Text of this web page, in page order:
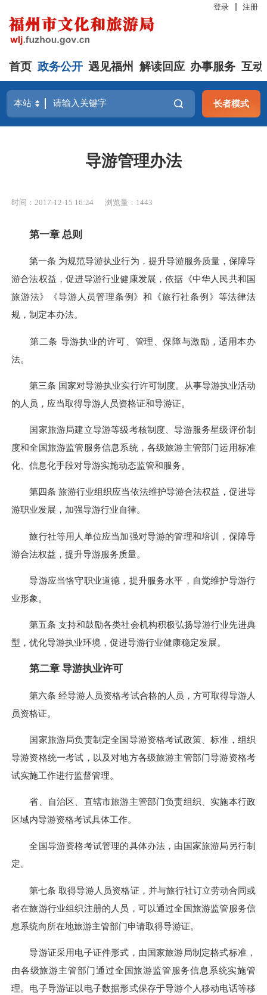
登录 注册
首页 政务公开 遇见福州 解读回应 办事服务 互动
长者模式
导游管理办法
时间：2017-12-15 16:24 浏览量：1443
第一章 总则
第一条 为规范导游执业行为，提升导游服务质量，保障导
游合法权益，促进导游行业健康发展，依据《中华人民共和国
旅游法》《导游人员管理条例》和《旅行社条例》等法律法
规，制定本办法。
第二条 导游执业的许可、管理、保障与激励，适用本办
法。
第三条 国家对导游执业实行许可制度。从事导游执业活动
的人员，应当取得导游人员资格证和导游证。
国家旅游局建立导游等级考核制度、导游服务星级评价制
度和全国旅游监管服务信息系统，各级旅游主管部门运用标准
化、信息化手段对导游实施动态监管和服务。
第四条 旅游行业组织应当依法维护导游合法权益，促进导
游职业发展，加强导游行业自律。
旅行社等用人单位应当加强对导游的管理和培训，保障导
游合法权益，提升导游服务质量。
导游应当恪守职业道德，提升服务水平，自觉维护导游行
业形象。
第五条 支持和鼓励各类社会机构积极弘扬导游行业先进典
型，优化导游执业环境，促进导游行业健康稳定发展。
第二章 导游执业许可
第六条 经导游人员资格考试合格的人员，方可取得导游人
员资格证。
国家旅游局负责制定全国导游资格考试政策、标准，组织
导游资格统一考试，以及对地方各级旅游主管部门导游资格考
试实施工作进行监督管理。
省、自治区、直辖市旅游主管部门负责组织、实施本行政
区域内导游资格考试具体工作。
全国导游资格考试管理的具体办法，由国家旅游局另行制
定。
第七条 取得导游人员资格证，并与旅行社订立劳动合同或
者在旅游行业组织注册的人员，可以通过全国旅游监管服务信
息系统向所在地旅游主管部门申请取得导游证。
导游证采用电子证件形式，由国家旅游局制定格式标准，
由各级旅游主管部门通过全国旅游监管服务信息系统实施管
理。电子导游证以电子数据形式保存于导游个人移动电话等移